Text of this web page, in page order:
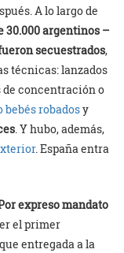
A lo largo de
30.000 argentinos –
secuestrados,
técnicas: lanzados
de concentración o
bebés robadosy
. Y hubo, además,
. España entra
expreso mandato
el primer
entregada a la